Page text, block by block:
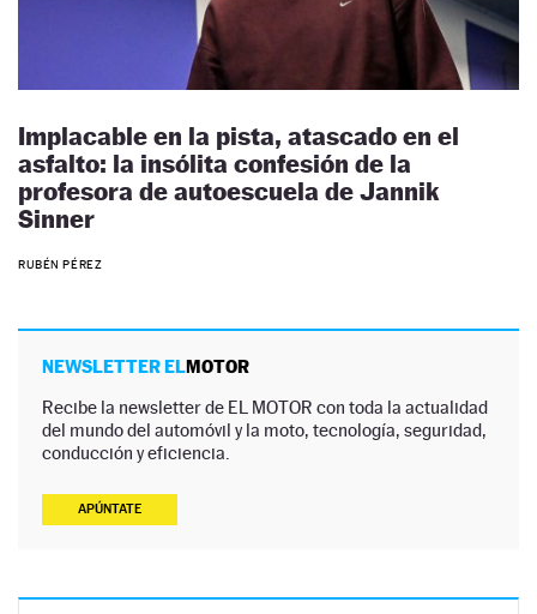
Implacable en la pista, atascado en el
asfalto: la insólita confesión de la
profesora de autoescuela de Jannik
Sinner
RUBÉN PÉREZ
NEWSLETTER ELMOTOR
Recibe la newsletter de EL MOTOR con toda la actualidad
del mundo del automóvil y la moto, tecnología, seguridad,
conducción y eficiencia.
APÚNTATE